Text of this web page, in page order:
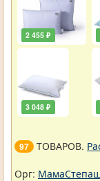
2 455 ₽
3 048 ₽
97 ТОВАРОВ.
Орг: